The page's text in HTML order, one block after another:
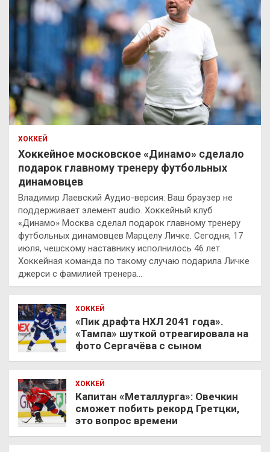
ХОККЕЙ
Хоккейное московское «Динамо» сделало
подарок главному тренеру футбольных
динамовцев
Владимир Лаевский Аудио-версия: Ваш браузер не
поддерживает элемент audio. Хоккейный клуб
«Динамо» Москва сделал подарок главному тренеру
футбольных динамовцев Марцелу Личке. Сегодня, 17
июля, чешскому наставнику исполнилось 46 лет.
Хоккейная команда по такому случаю подарила Личке
джерси с фамилией тренера…
ХОККЕЙ
«Пик драфта НХЛ 2041 года».
«Тампа» шуткой отреагировала на
фото Сергачёва с сыном
ХОККЕЙ
Капитан «Металлурга»: Овечкин
сможет побить рекорд Гретцки,
это вопрос времени